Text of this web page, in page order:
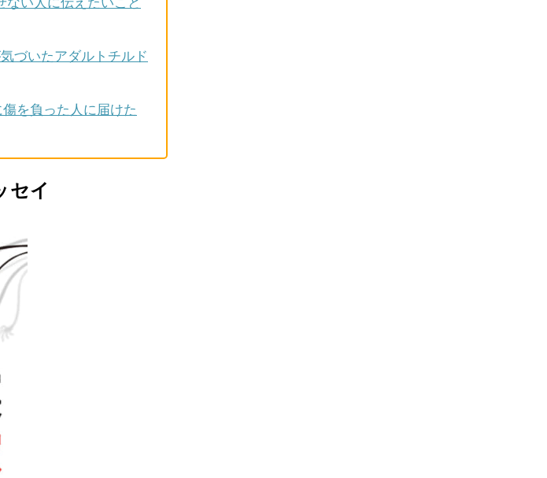
づいたアダルトチルド
を負った人に届けた
セイ